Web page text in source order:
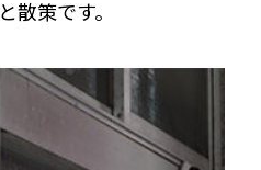
策です。